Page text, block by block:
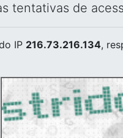
tentativas de
IP 216.73.216.134,